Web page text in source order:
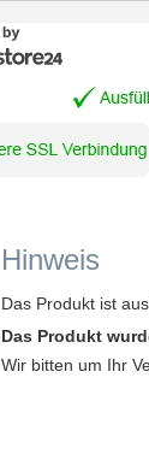
Hinweis
Das Produkt ist
Das Produkt
Wir bitten um Ihr